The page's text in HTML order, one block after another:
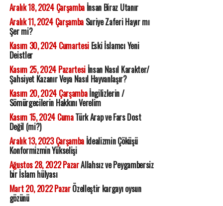
Aralık 18, 2024 Çarşambaİnsan Biraz Utanır
Aralık 11, 2024 ÇarşambaSuriye Zaferi Hayır mı
Şer mi?
Kasım 30, 2024 CumartesiEski İslamcı Yeni
Deistler
Kasım 25, 2024 Pazartesiİnsan Nasıl Karakter/
Şahsiyet Kazanır Veya Nasıl Hayvanlaşır?
Kasım 20, 2024 Çarşambaİngilizlerin /
Sömürgecilerin Hakkını Verelim
Kasım 15, 2024 CumaTürk Arap ve Fars Dost
Değil (mi?)
Aralık 13, 2023 Çarşambaİdealizmin Çöküşü
Konformizmin Yükselişi
Ağustos 28, 2022 PazarAllahsız ve Peygambersiz
bir İslam hülyası
Mart 20, 2022 PazarÖzelleştir kargayı oysun
gözünü